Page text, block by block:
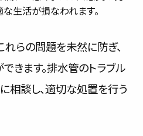
な生活が損なわれます。
れらの問題を未然に防ぎ、
きます。排水管のトラブル
相談し、適切な処置を行う